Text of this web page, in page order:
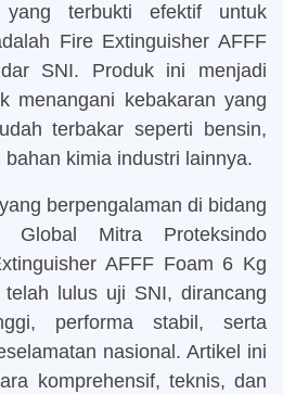
terbukti efektif untuk
Fire Extinguisher AFFF
SNI. Produk ini menjadi
menangani kebakaran yang
terbakar seperti bensin,
kimia industri lainnya.
berpengalaman di bidang
Mitra Proteksindo
AFFF Foam 6 Kg
lulus uji SNI, dirancang
performa stabil, serta
nasional. Artikel ini
komprehensif, teknis, dan